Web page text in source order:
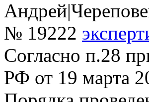
Андрей|
№ 19222
Согласно п.28
РФ от 19 марта